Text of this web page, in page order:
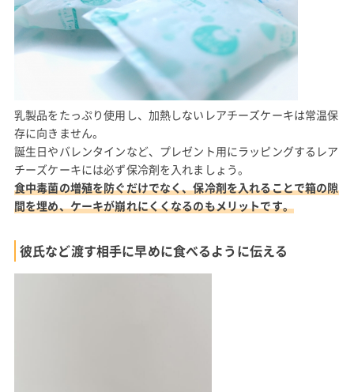
乳製品をたっぷり使用し、加熱しないレアチーズケーキは常温保
存に向きません。
誕生日やバレンタインなど、プレゼント用にラッピングするレア
チーズケーキには必ず保冷剤を入れましょう。
食中毒菌の増殖を防ぐだけでなく、保冷剤を入れることで箱の隙
間を埋め、ケーキが崩れにくくなるのもメリットです。
彼氏など渡す相手に早めに食べるように伝える